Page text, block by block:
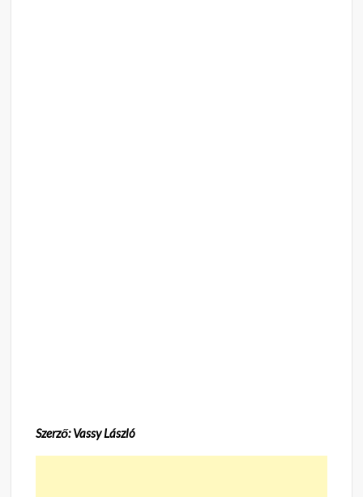
Szerző: Vassy László